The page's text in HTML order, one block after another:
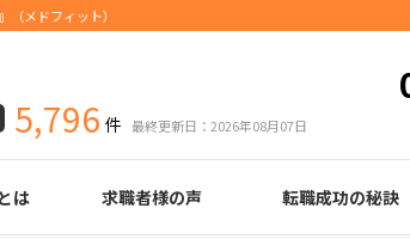
メドフィット）
5,796 件 最終更新日：2026年08月07日
は 求職者様の声 転職成功の秘訣